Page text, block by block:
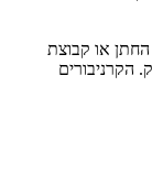
או קבוצת
הקרניבורים